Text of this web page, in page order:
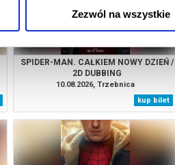
Zezwól na wszystkie
SPIDER-MAN. CAŁKIEM NOWY DZIEŃ /
2D DUBBING
10.08.2026, Trzebnica
kup bilet